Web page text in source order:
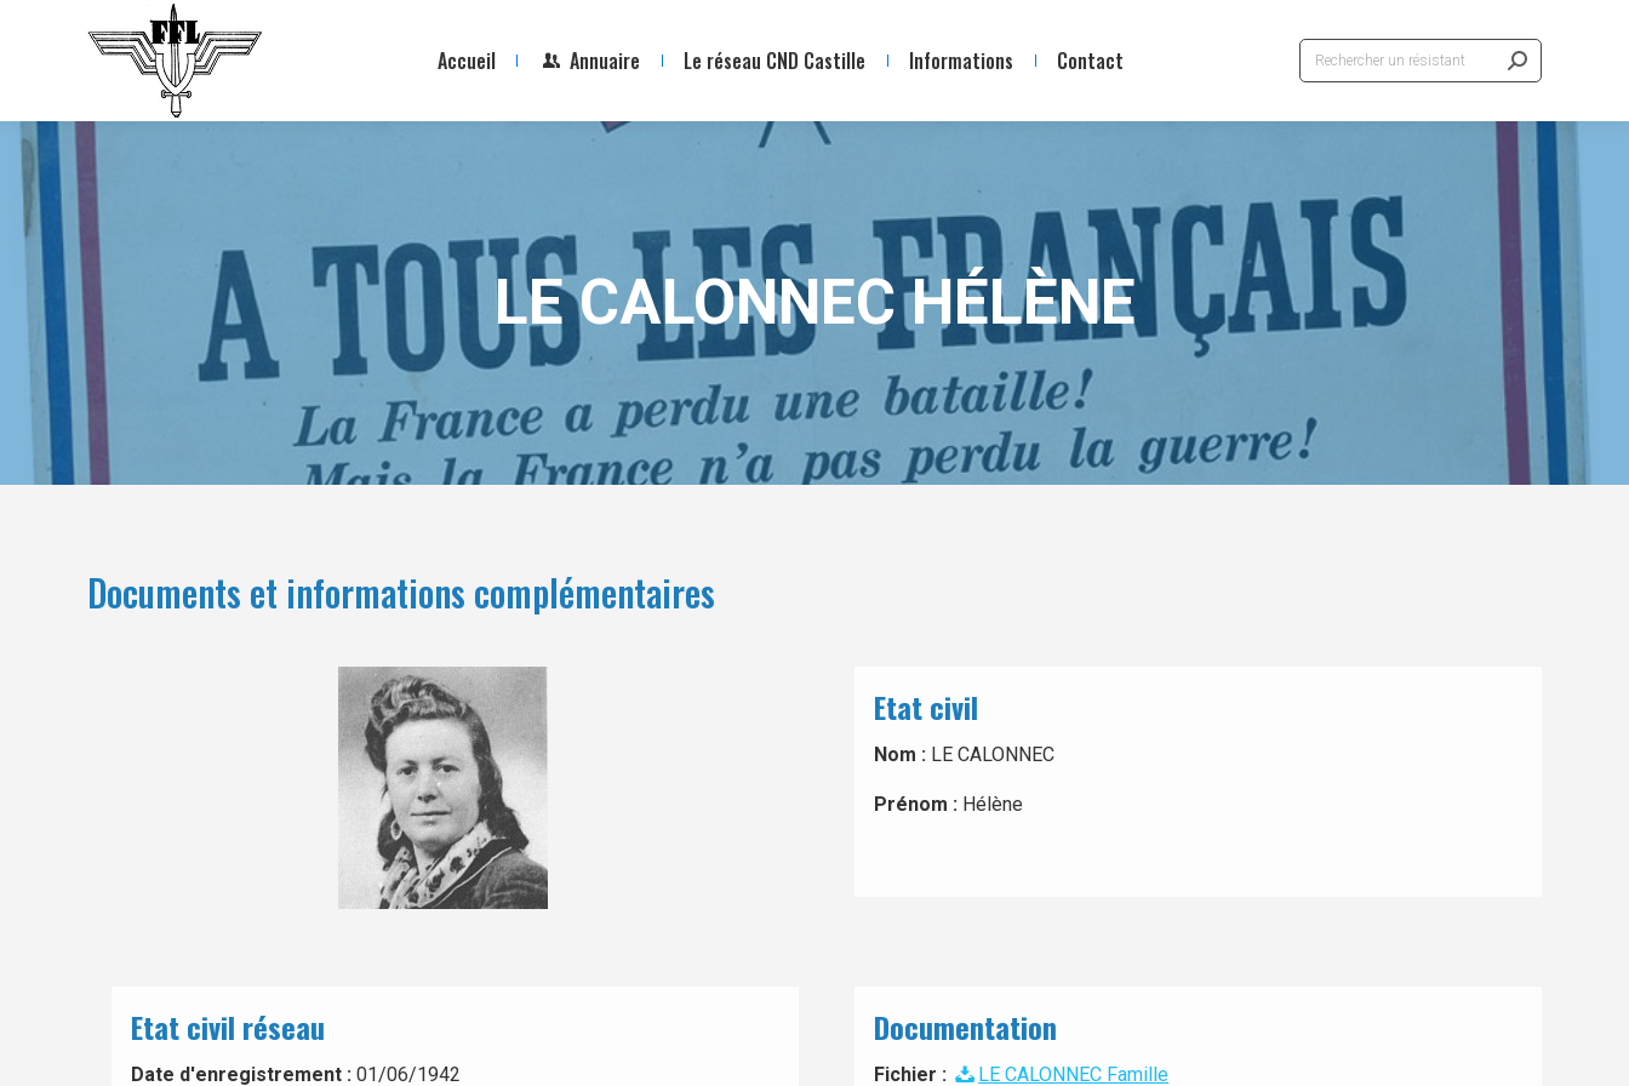
Accueil Annuaire Le réseau CND Castille Informations Contact
Recherche
:
LE CALONNEC HÉLÈNE
Documents et informations complémentaires
Etat civil
Nom : LE CALONNEC
Prénom : Hélène
Etat civil réseau
Date d'enregistrement : 01/06/1942
Documentation
Fichier : LE CALONNEC Famille